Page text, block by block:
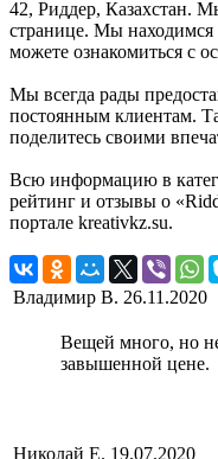
42, Риддер, Казахстан.
странице. Мы находимся
можете ознакомиться с
Мы всегда рады
постоянным клиентам.
поделитесь своими
Всю информацию в
рейтинг и отзывы о
портале kreativkz.su.
Владимир В. 26.11.2020
Вещей много, но
завышенной цене.
Николай Е. 19.07.2020